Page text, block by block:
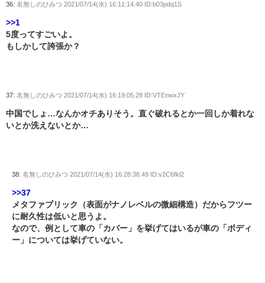
36: 名無しのひみつ 2021/07/14(水) 16:11:14.40 ID:b03pdq1S
>>1
5度ってすごいよ。
もしかして誇張か？
37: 名無しのひみつ 2021/07/14(水) 16:19:05.28 ID:VTEnwxJY
中国でしょ…なんかオチありそう。直ぐ破れるとか一回しか着れな
いとか洗えないとか…
38: 名無しのひみつ 2021/07/14(水) 16:28:38.49 ID:v2C6fkl2
>>37
メタファブリック（表面がナノレベルの微細構造）だからフツー
に耐久性は低いと思うよ。
なので、例として車の「カバー」を挙げてはいるが車の「ボディ
ー」については挙げていない。